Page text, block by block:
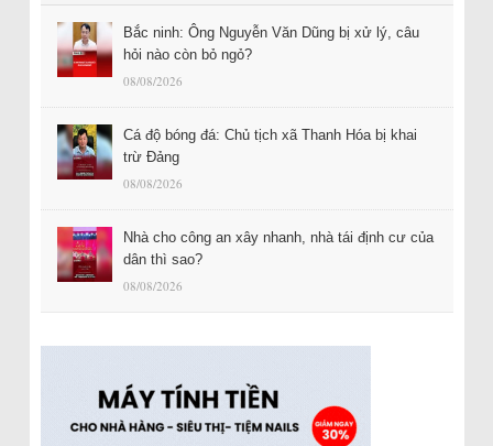
Bắc ninh: Ông Nguyễn Văn Dũng bị xử lý, câu
hỏi nào còn bỏ ngỏ?
08/08/2026
Cá độ bóng đá: Chủ tịch xã Thanh Hóa bị khai
trừ Đảng
08/08/2026
Nhà cho công an xây nhanh, nhà tái định cư của
dân thì sao?
08/08/2026